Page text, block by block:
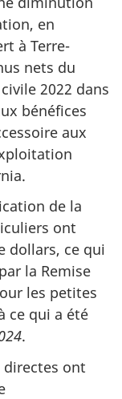
en
à Terre-
nets du
2022 dans
bénéfices
aux
de la
ont
dollars, ce qui
la Remise
les petites
ce qui a été
.
directes ont